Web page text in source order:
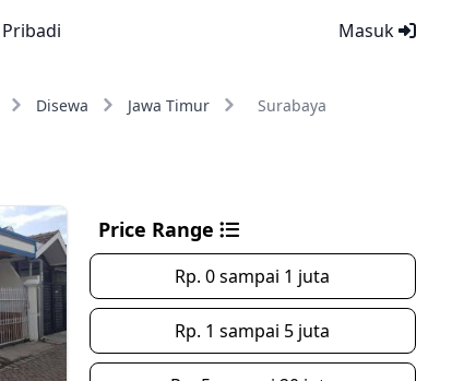
Masuk
Disewa Jawa Timur Surabaya
Price Range
Rp. 0 sampai 1 juta
Rp. 1 sampai 5 juta